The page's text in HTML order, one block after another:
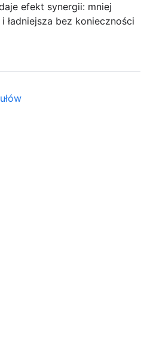
efekt synergii: mniej
ładniejsza bez konieczności